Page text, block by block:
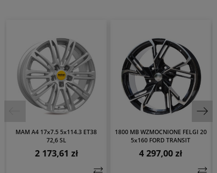
MAM A4 17x7.5 5x114.3 ET38
72,6 SL
Cena
2 173,61 zł
1800 MB WZMOCNIONE FELGI 20
5x160 FORD TRANSIT
Cena
4 297,00 zł